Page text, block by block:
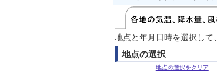
地点と年月日時を選択して
地点の選択
地点の選択をクリア